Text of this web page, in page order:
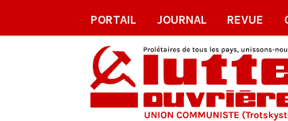
PORTAIL JOURNAL REVUE